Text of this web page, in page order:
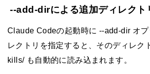
--add-dirによる追加ディレクト
Claude Codeの起動時に --add-dir オプ
レクトリを指定すると、そのディレク
kills/ も自動的に読み込まれます。